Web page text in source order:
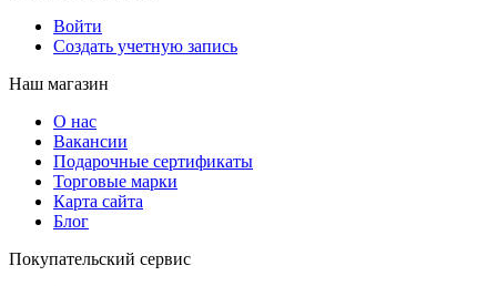
Войти
Создать учетную запись
Наш магазин
О нас
Вакансии
Подарочные сертификаты
Торговые марки
Карта сайта
Блог
Покупательский сервис